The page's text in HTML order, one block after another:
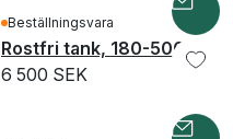
Beställningsvara
Rostfri tank, 180-500L
6 500 SEK